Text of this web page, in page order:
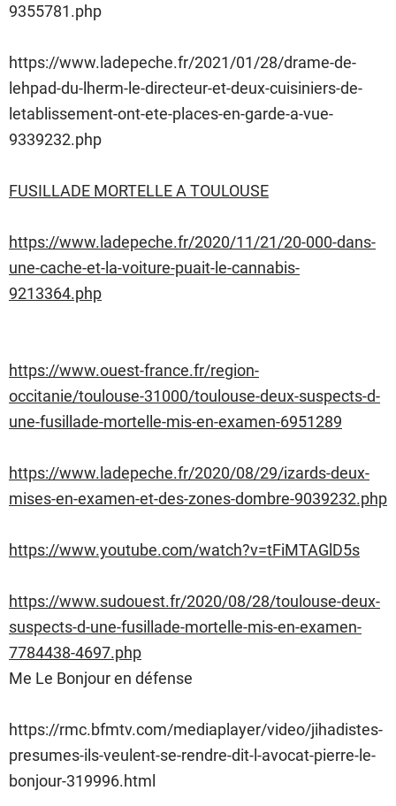
9355781.php
https://www.ladepeche.fr/2021/01/28/drame-de-
lehpad-du-lherm-le-directeur-et-deux-cuisiniers-de-
letablissement-ont-ete-places-en-garde-a-vue-
9339232.php
FUSILLADE MORTELLE A TOULOUSE
https://www.ladepeche.fr/2020/11/21/20-000-dans-
une-cache-et-la-voiture-puait-le-cannabis-
9213364.php
https://www.ouest-france.fr/region-
occitanie/toulouse-31000/toulouse-deux-suspects-d-
une-fusillade-mortelle-mis-en-examen-6951289
https://www.ladepeche.fr/2020/08/29/izards-deux-
mises-en-examen-et-des-zones-dombre-9039232.php
https://www.youtube.com/watch?v=tFiMTAGlD5s
https://www.sudouest.fr/2020/08/28/toulouse-deux-
suspects-d-une-fusillade-mortelle-mis-en-examen-
7784438-4697.php
Me Le Bonjour en défense
https://rmc.bfmtv.com/mediaplayer/video/jihadistes-
presumes-ils-veulent-se-rendre-dit-l-avocat-pierre-le-
bonjour-319996.html